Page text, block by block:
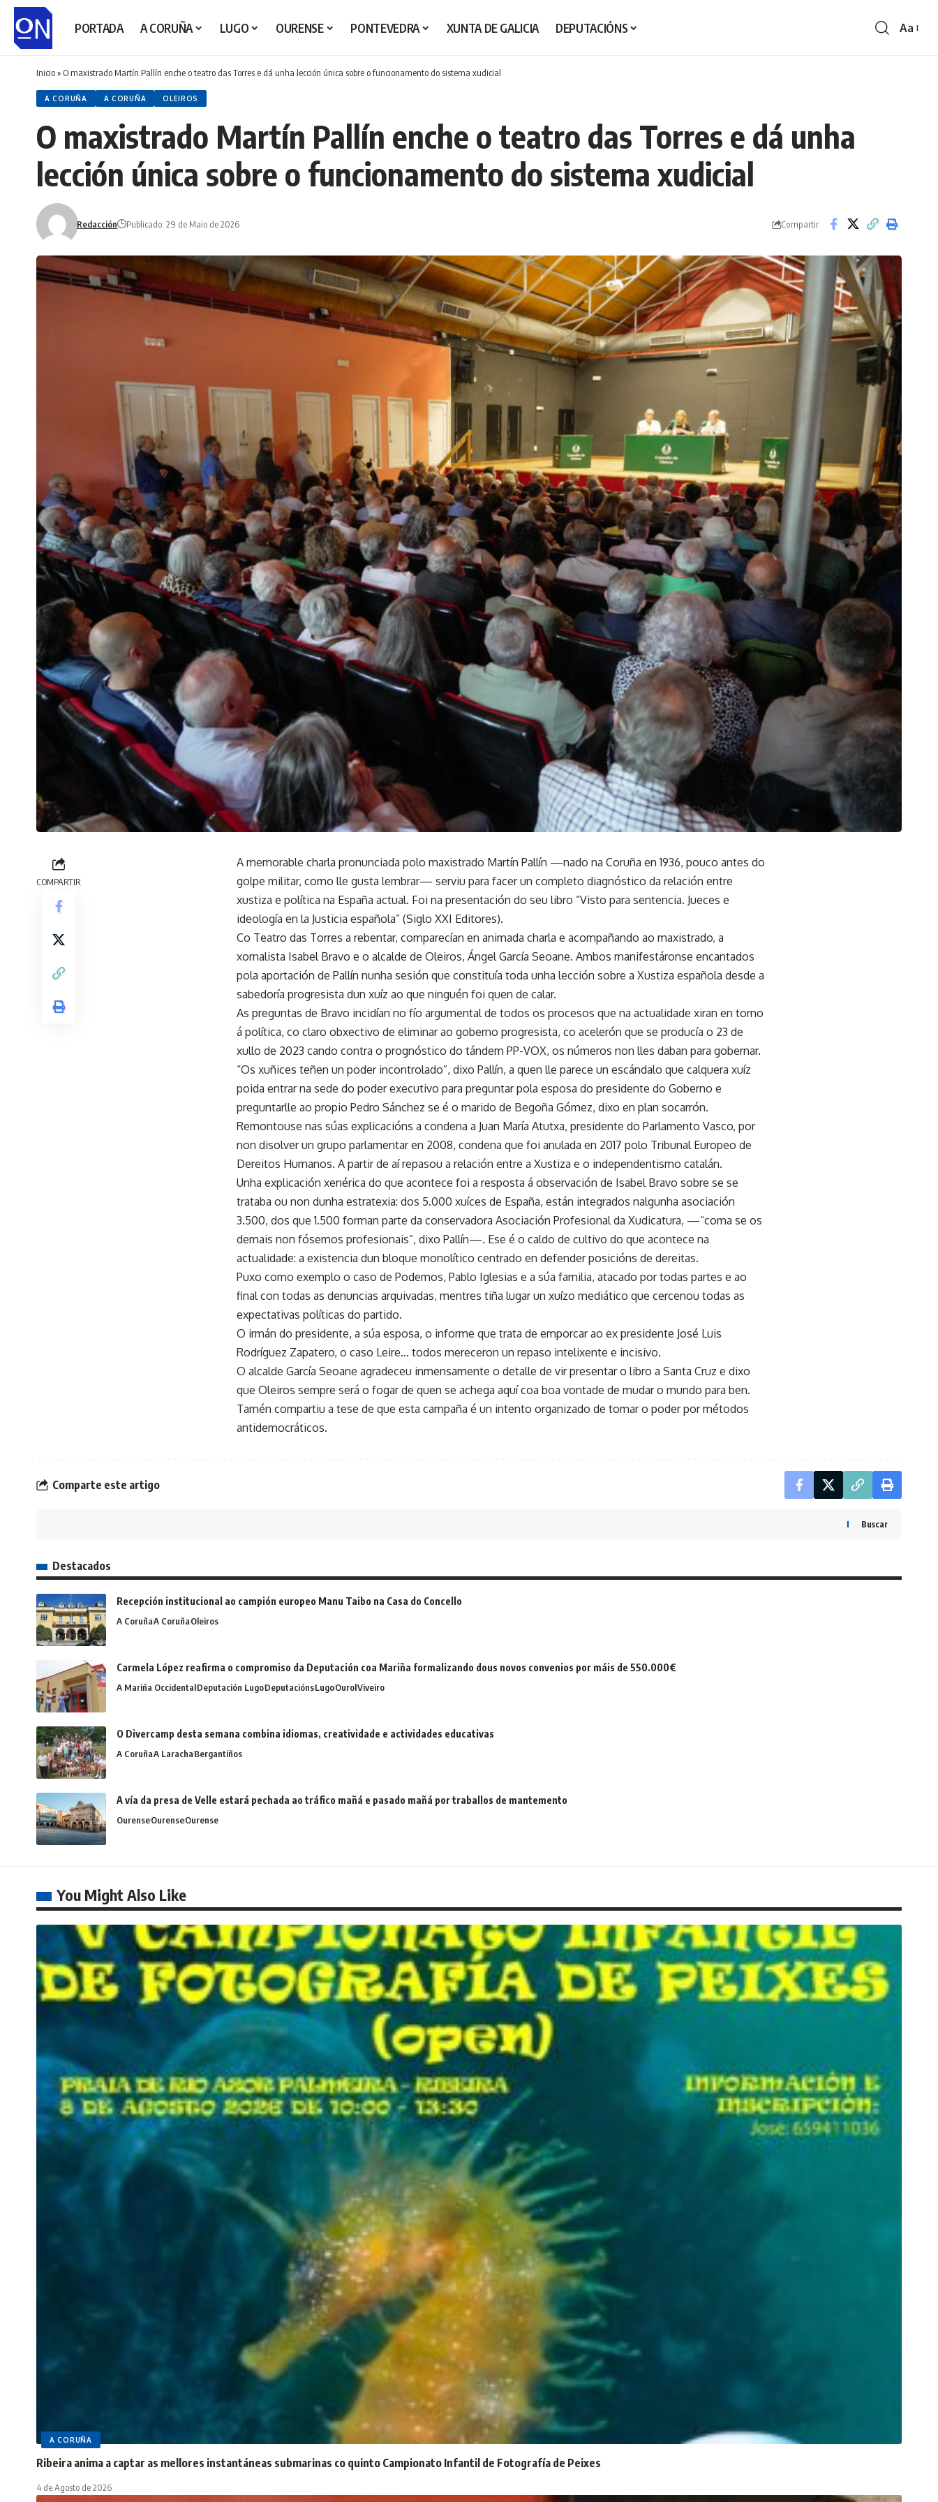
PORTADA A CORUÑA LUGO OURENSE PONTEVEDRA XUNTA DE GALICIA DEPUTACIÓNS Aa
Inicio» O maxistrado Martín Pallín enche o teatro das Torres e dá unha lección única sobre o funcionamento do sistema xudicial
A CORUÑA A CORUÑA OLEIROS
O maxistrado Martín Pallín enche o teatro das Torres e dá unha
lección única sobre o funcionamento do sistema xudicial
Redacción Publicado: 29 de Maio de 2026 Compartir
COMPARTIR
A memorable charla pronunciada polo maxistrado Martín Pallín —nado na Coruña en 1936, pouco antes do
golpe militar, como lle gusta lembrar— serviu para facer un completo diagnóstico da relación entre
xustiza e política na España actual. Foi na presentación do seu libro “Visto para sentencia. Jueces e
ideología en la Justicia española” (Siglo XXI Editores).
Co Teatro das Torres a rebentar, comparecían en animada charla e acompañando ao maxistrado, a
xornalista Isabel Bravo e o alcalde de Oleiros, Ángel García Seoane. Ambos manifestáronse encantados
pola aportación de Pallín nunha sesión que constituía toda unha lección sobre a Xustiza española desde a
sabedoría progresista dun xuíz ao que ninguén foi quen de calar.
As preguntas de Bravo incidían no fío argumental de todos os procesos que na actualidade xiran en torno
á política, co claro obxectivo de eliminar ao goberno progresista, co acelerón que se producía o 23 de
xullo de 2023 cando contra o prognóstico do tándem PP-VOX, os números non lles daban para gobernar.
“Os xuñices teñen un poder incontrolado”, dixo Pallín, a quen lle parece un escándalo que calquera xuíz
poida entrar na sede do poder executivo para preguntar pola esposa do presidente do Goberno e
preguntarlle ao propio Pedro Sánchez se é o marido de Begoña Gómez, dixo en plan socarrón.
Remontouse nas súas explicacións a condena a Juan María Atutxa, presidente do Parlamento Vasco, por
non disolver un grupo parlamentar en 2008, condena que foi anulada en 2017 polo Tribunal Europeo de
Dereitos Humanos. A partir de aí repasou a relación entre a Xustiza e o independentismo catalán.
Unha explicación xenérica do que acontece foi a resposta á observación de Isabel Bravo sobre se se
trataba ou non dunha estratexia: dos 5.000 xuíces de España, están integrados nalgunha asociación
3.500, dos que 1.500 forman parte da conservadora Asociación Profesional da Xudicatura, —“coma se os
demais non fósemos profesionais”, dixo Pallín—. Ese é o caldo de cultivo do que acontece na
actualidade: a existencia dun bloque monolítico centrado en defender posicións de dereitas.
Puxo como exemplo o caso de Podemos, Pablo Iglesias e a súa familia, atacado por todas partes e ao
final con todas as denuncias arquivadas, mentres tiña lugar un xuízo mediático que cercenou todas as
expectativas políticas do partido.
O irmán do presidente, a súa esposa, o informe que trata de emporcar ao ex presidente José Luis
Rodríguez Zapatero, o caso Leire… todos mereceron un repaso intelixente e incisivo.
O alcalde García Seoane agradeceu inmensamente o detalle de vir presentar o libro a Santa Cruz e dixo
que Oleiros sempre será o fogar de quen se achega aquí coa boa vontade de mudar o mundo para ben.
Tamén compartiu a tese de que esta campaña é un intento organizado de tomar o poder por métodos
antidemocráticos.
Comparte este artigo
Buscar
Destacados
Recepción institucional ao campión europeo Manu Taibo na Casa do Concello
A CoruñaA CoruñaOleiros
Carmela López reafirma o compromiso da Deputación coa Mariña formalizando dous novos convenios por máis de 550.000€
A Mariña OccidentalDeputación LugoDeputaciónsLugoOurolViveiro
O Divercamp desta semana combina idiomas, creatividade e actividades educativas
A CoruñaA LarachaBergantiños
A vía da presa de Velle estará pechada ao tráfico mañá e pasado mañá por traballos de mantemento
OurenseOurenseOurense
You Might Also Like
A CORUÑA
Ribeira anima a captar as mellores instantáneas submarinas co quinto Campionato Infantil de Fotografía de Peixes
4 de Agosto de 2026